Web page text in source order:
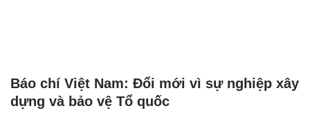
Báo chí Việt Nam: Đổi mới vì sự nghiệp xây
dựng và bảo vệ Tổ quốc